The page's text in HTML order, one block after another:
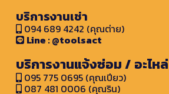
บริการงานเช่า
094 689 4242 (คุณต่าย)
Line : @toolsact
บริการงานแจ้งซ่อม / อะไหล่
095 775 0695 (คุณเปียว)
087 481 0006 (คุณริน)